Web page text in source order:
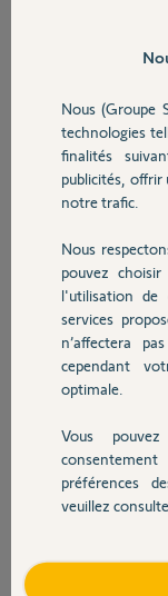
Sécurité
Domotique
Chauffage
Autres
Devis avec
Contact
Mes
deux mois après la
pendant quelques
dépanner. Jusqu'au
ensuite occasionné
dépanneur est passé
aujourd'hui de
des brouettes. J'ai
l'antichute que je
Avant tout, et pour
branchement du
que le voyant M1.
fois puis le voyant 2
fois de plus pour finir
En lisant certains
ou descendre, le
passe... Ci-joint une
vidéo si ça peut
Merci pour votre aide
Cordialement
Nous (Groupe
technologies
finalités
publicités, offrir
notre trafic.
Nous
pouvez
l'utilisation de
services
n’affectera
cependant
optimale.
Vous
préférences
veuillez